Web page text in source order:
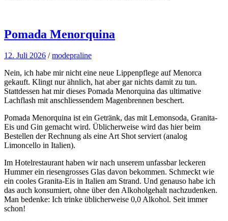
Pomada Menorquina
12. Juli 2026 /modepraline
Nein, ich habe mir nicht eine neue Lippenpflege auf Menorca
gekauft. Klingt nur ähnlich, hat aber gar nichts damit zu tun.
Stattdessen hat mir dieses Pomada Menorquina das ultimative
Lachflash mit anschliessendem Magenbrennen beschert.
Pomada Menorquina ist ein Getränk, das mit Lemonsoda, Granita-
Eis und Gin gemacht wird. Üblicherweise wird das hier beim
Bestellen der Rechnung als eine Art Shot serviert (analog
Limoncello in Italien).
Im Hotelrestaurant haben wir nach unserem unfassbar leckeren
Hummer ein riesengrosses Glas davon bekommen. Schmeckt wie
ein cooles Granita-Eis in Italien am Strand. Und genauso habe ich
das auch konsumiert, ohne über den Alkoholgehalt nachzudenken.
Man bedenke: Ich trinke üblicherweise 0,0 Alkohol. Seit immer
schon!